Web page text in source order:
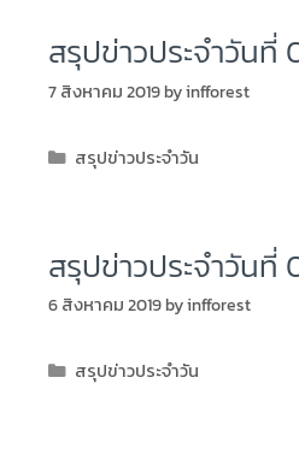
สรุปข่าวประจำวันที่
7 สิงหาคม 2019byinfforest
สรุปข่าวประจำวัน
สรุปข่าวประจำวันที่
6 สิงหาคม 2019byinfforest
สรุปข่าวประจำวัน